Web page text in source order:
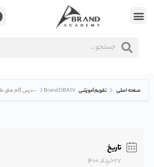
صفحه اصلی تقویم آموزشی Brand DBA IV – درس گام های طراحی برند
تاریخ
۲۷ خرداد ۱۴۰۰